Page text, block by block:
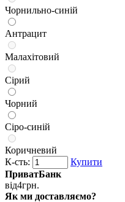
Чорнильно-синій
Антрацит
Малахітовий
Сірий
Чорний
Сіро-синій
Коричневий
К-сть:
Купити
ПриватБанк
від4грн.
Як ми доставляємо?